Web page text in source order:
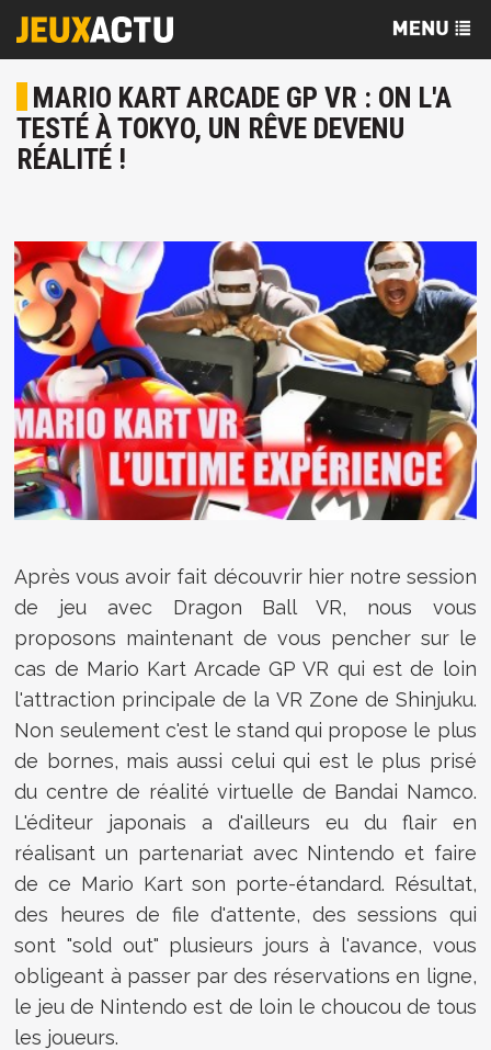
MARIO KART ARCADE GP VR : ON L'A
TESTÉ À TOKYO, UN RÊVE DEVENU
RÉALITÉ !
Après vous avoir fait découvrir hier notre session
de jeu avec Dragon Ball VR, nous vous
proposons maintenant de vous pencher sur le
cas de Mario Kart Arcade GP VR qui est de loin
l'attraction principale de la VR Zone de Shinjuku.
Non seulement c'est le stand qui propose le plus
de bornes, mais aussi celui qui est le plus prisé
du centre de réalité virtuelle de Bandai Namco.
L'éditeur japonais a d'ailleurs eu du flair en
réalisant un partenariat avec Nintendo et faire
de ce Mario Kart son porte-étandard. Résultat,
des heures de file d'attente, des sessions qui
sont "sold out" plusieurs jours à l'avance, vous
obligeant à passer par des réservations en ligne,
le jeu de Nintendo est de loin le choucou de tous
les joueurs.